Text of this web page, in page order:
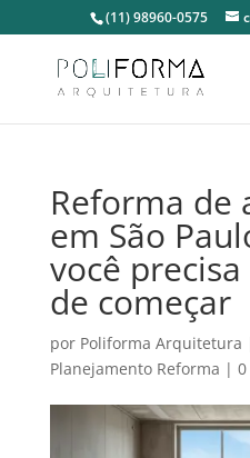
(11) 98960-0575
Reforma de
em São
você
de começar
por Poliforma Arquitetura
Planejamento Reforma |